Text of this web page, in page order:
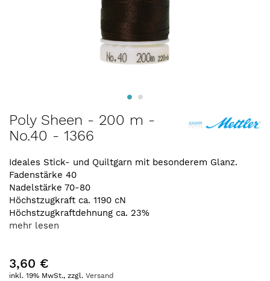
Zum
Anfang
der
springen
Poly Sheen - 200 m -
No.40 - 1366
Ideales Stick- und Quiltgarn mit besonderem Glanz.
Fadenstärke 40
Nadelstärke 70-80
Höchstzugkraft ca. 1190 cN
Höchstzugkraftdehnung ca. 23%
mehr lesen
3,60 €
inkl. 19% MwSt., zzgl. Versand